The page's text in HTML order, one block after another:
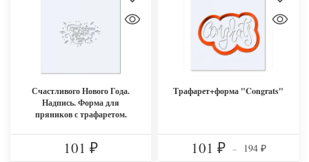
Счастливого Нового Года.
Надпись. Форма для
пряников с трафаретом.
101 ₽
Трафарет+форма "Congrats"
101 ₽ – 194 ₽